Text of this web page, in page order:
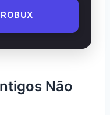
Não